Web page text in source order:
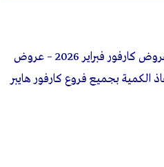
– عروض كارفور فبراير 2026 – عروض
اوحتى نفاذ الكمية بجميع فروع كارفور هايبر